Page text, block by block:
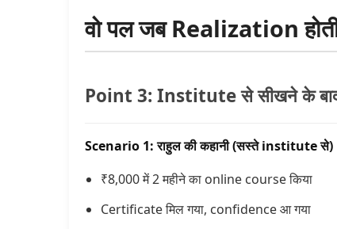
वो पल जब Realization
Point 3: Institute से सीखने के बाद
Scenario 1: राहुल की कहानी (सस्ते institute से)
₹8,000 में 2 महीने का online course किया
Certificate मिल गया, confidence आ गया